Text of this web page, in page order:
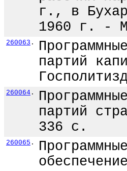
г., в
1960 г. -
260063 .
партий
260064 .
партий
336 с.
260065 .